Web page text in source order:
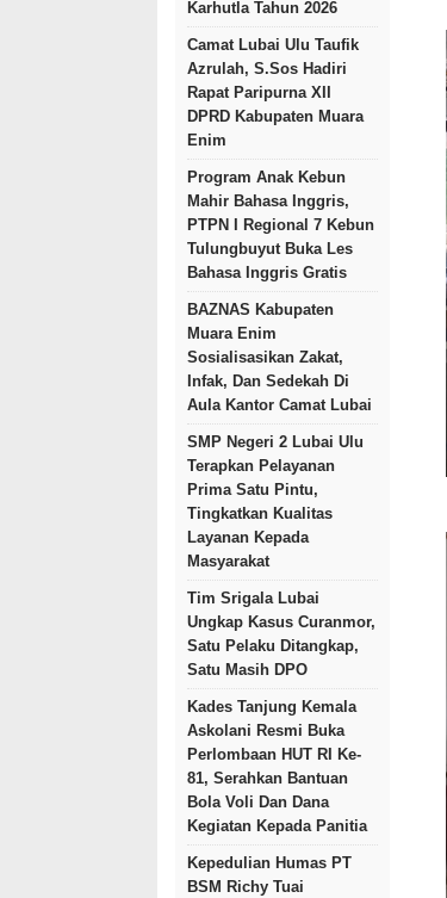
Karhutla Tahun 2026
Camat Lubai Ulu Taufik
Azrulah, S.Sos Hadiri
Rapat Paripurna XII
DPRD Kabupaten Muara
Enim
Program Anak Kebun
Mahir Bahasa Inggris,
PTPN I Regional 7 Kebun
Tulungbuyut Buka Les
Bahasa Inggris Gratis
BAZNAS Kabupaten
Muara Enim
Sosialisasikan Zakat,
Infak, Dan Sedekah Di
Aula Kantor Camat Lubai
SMP Negeri 2 Lubai Ulu
Terapkan Pelayanan
Prima Satu Pintu,
Tingkatkan Kualitas
Layanan Kepada
Masyarakat
Tim Srigala Lubai
Ungkap Kasus Curanmor,
Satu Pelaku Ditangkap,
Satu Masih DPO
Kades Tanjung Kemala
Askolani Resmi Buka
Perlombaan HUT RI Ke-
81, Serahkan Bantuan
Bola Voli Dan Dana
Kegiatan Kepada Panitia
Kepedulian Humas PT
BSM Richy Tuai